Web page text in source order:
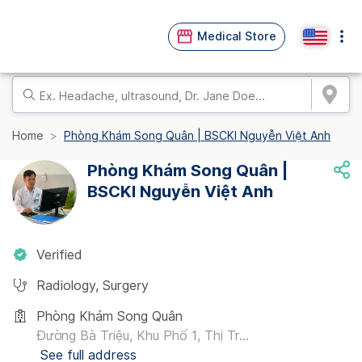
Medical Store
Home Phòng Khám Song Quân | BSCKI Nguyễn Việt Anh
Phòng Khám Song Quân |
BSCKI Nguyễn Việt Anh
Verified
Radiology, Surgery
Phòng Khám Song Quân
Đường Bà Triệu, Khu Phố 1, Thị Tr...
See full address